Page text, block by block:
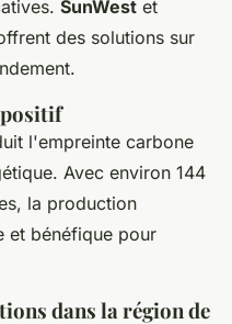
SunWest et
des solutions sur
l'empreinte carbone
Avec environ 144
la production
et bénéfique pour
dans la région de